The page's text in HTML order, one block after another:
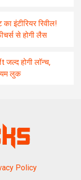
इंटीरियर रिवील!
से होगी लैस
होगी लॉन्च,
लुक
Policy